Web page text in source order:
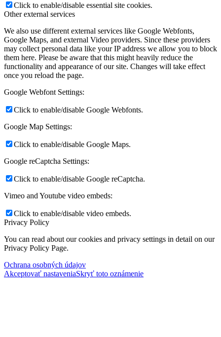
Click to enable/disable essential site cookies.
Other external services
We also use different external services like Google Webfonts,
Google Maps, and external Video providers. Since these providers
may collect personal data like your IP address we allow you to block
them here. Please be aware that this might heavily reduce the
functionality and appearance of our site. Changes will take effect
once you reload the page.
Google Webfont Settings:
Click to enable/disable Google Webfonts.
Google Map Settings:
Click to enable/disable Google Maps.
Google reCaptcha Settings:
Click to enable/disable Google reCaptcha.
Vimeo and Youtube video embeds:
Click to enable/disable video embeds.
Privacy Policy
You can read about our cookies and privacy settings in detail on our
Privacy Policy Page.
Ochrana osobných údajov
Akceptovať nastaveniaSkryť toto oznámenie